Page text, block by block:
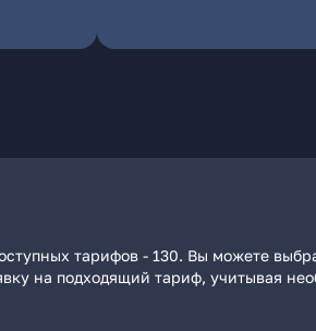
тарифов - 130. Вы можете
на подходящий тариф, учитывая